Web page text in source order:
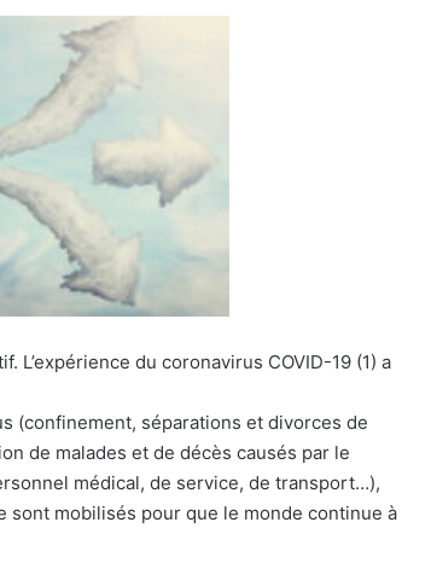
du coronavirus COVID-19 (1) a
(confinement, séparations et divorces de
de malades et de décès causés par le
médical, de service, de transport…),
mobilisés pour que le monde continue à